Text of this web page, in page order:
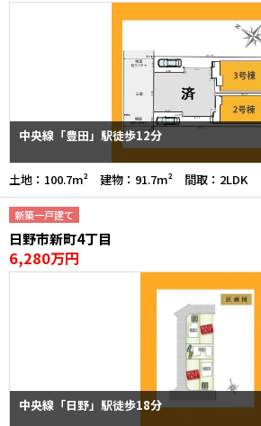
中央線「豊田」駅徒歩12分
土地：100.7m² 建物：91.7m² 間取：2LDK
新築一戸建て
日野市新町4丁目
6,280万円
中央線「日野」駅徒歩18分